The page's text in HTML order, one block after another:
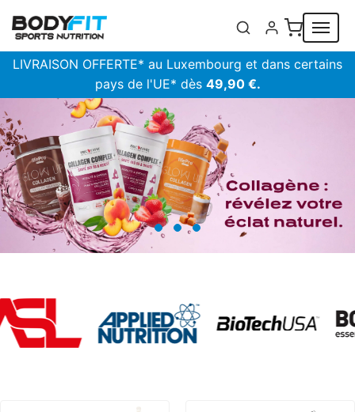
LIVRAISON OFFERTE* au Luxembourg et dans certains
pays de l'UE* dès 49,90 €.